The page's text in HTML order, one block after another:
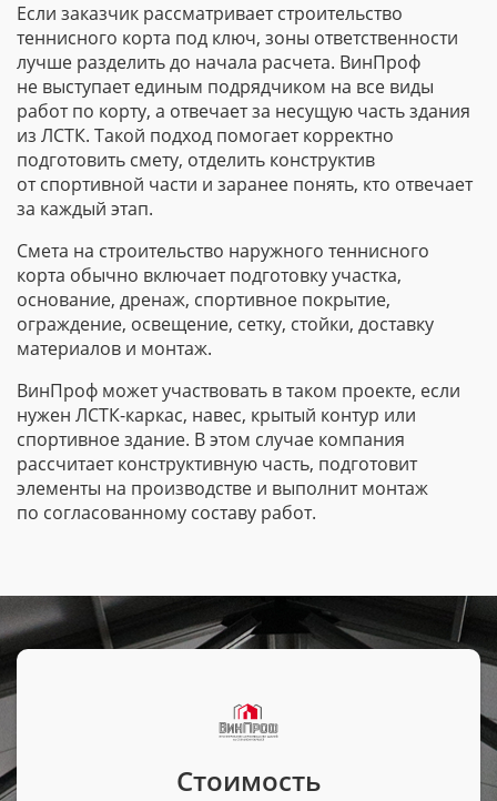
Если заказчик рассматривает строительство
теннисного корта под ключ, зоны ответственности
лучше разделить до начала расчета. ВинПроф
не выступает единым подрядчиком на все виды
работ по корту, а отвечает за несущую часть здания
из ЛСТК. Такой подход помогает корректно
подготовить смету, отделить конструктив
от спортивной части и заранее понять, кто отвечает
за каждый этап.
Смета на строительство наружного теннисного
корта обычно включает подготовку участка,
основание, дренаж, спортивное покрытие,
ограждение, освещение, сетку, стойки, доставку
материалов и монтаж.
ВинПроф может участвовать в таком проекте, если
нужен ЛСТК-каркас, навес, крытый контур или
спортивное здание. В этом случае компания
рассчитает конструктивную часть, подготовит
элементы на производстве и выполнит монтаж
по согласованному составу работ.
Стоимость